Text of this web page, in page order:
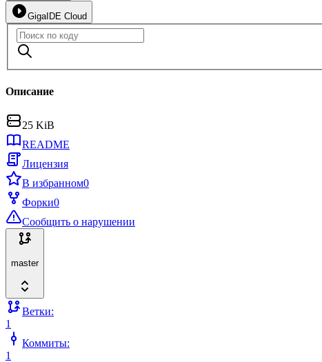
GigaIDE Cloud
Описание
25 KiB
README
Лицензия
В избранном0
Форки0
Сообщить о нарушении
master
Ветки:
1
Коммиты:
1